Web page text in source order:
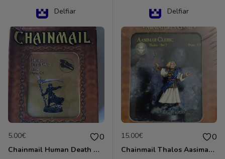
Delfiar
5.00€ 0
Chainmail Human Death Cleric
Delfiar
15.00€ 0
Chainmail Thalos Aasimar Cleric